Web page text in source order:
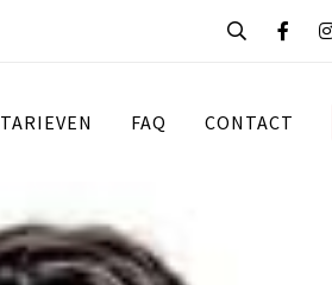
TARIEVEN FAQ CONTACT